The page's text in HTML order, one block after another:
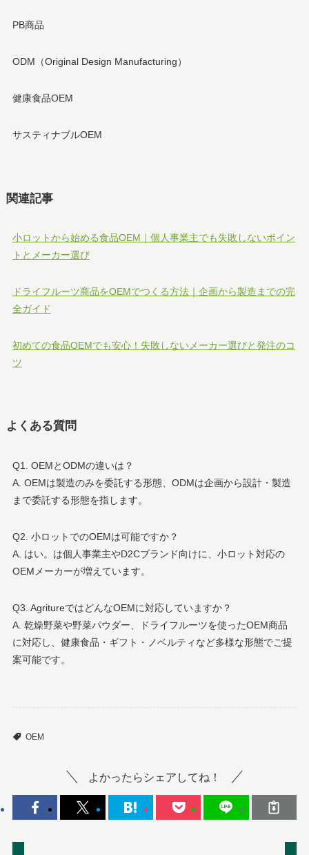
PB商品
ODM（Original Design Manufacturing）
健康食品OEM
サスティナブルOEM
関連記事
小ロットから始める食品OEM｜個人事業主でも失敗しないポイン
トとメーカー選び
ドライフルーツ商品をOEMでつくる方法｜企画から製造までの完
全ガイド
初めての食品OEMでも安心！失敗しないメーカー選びと発注のコ
ツ
よくある質問
Q1. OEMとODMの違いは？
A. OEMは製造のみを委託する形態、ODMは企画から設計・製造
まで委託する形態を指します。
Q2. 小ロットでのOEMは可能ですか？
A. はい。は個人事業主やD2Cブランド向けに、小ロット対応の
OEMメーカーが増えています。
Q3. AgritureではどんなOEMに対応していますか？
A. 乾燥野菜や野菜パウダー、ドライフルーツを使ったOEM商品
に対応し、健康食品・ギフト・ノベルティなど多様な形態でご提
案可能です。
OEM
よかったらシェアしてね！